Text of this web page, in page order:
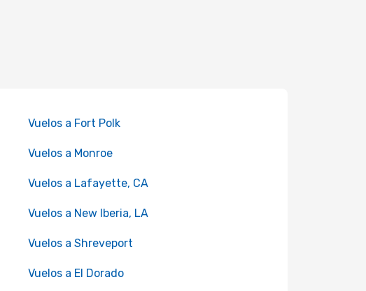
Vuelos a Fort Polk
Vuelos a Monroe
Vuelos a Lafayette, CA
Vuelos a New Iberia, LA
Vuelos a Shreveport
Vuelos a El Dorado